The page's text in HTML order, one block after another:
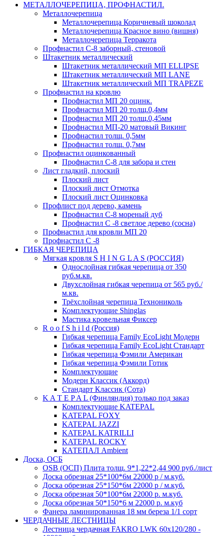
МЕТАЛЛОЧЕРЕПИЦА, ПРОФНАСТИЛ.
Металлочерепица
Металлочерепица Коричневый шоколад
Металлочерепица Красное вино (вишня)
Металлочерепица Терракота
Профнастил С-8 заборный, стеновой
Штакетник металлический
Штакетник металлический МП ELLIPSE
Штакетник металлический МП LАNE
Штакетник металлический МП TRAPEZE
Профнастил на кровлю
Профнастил МП 20 оцинк.
Профнастил МП 20 толщ.0,4мм
Профнастил МП 20 толщ.0,45мм
Профнастил МП-20 матовый Викинг
Профнастил толщ. 0,5мм
Профнастил толщ. 0,7мм
Профнастил оцинкованный
Профнастил С-8 для забора и стен
Лист гладкий, плоский
Плоский лист
Плоский лист Отмотка
Плоский лист Оцинковка
Профлист под дерево, камень
Профнастил С-8 мореный дуб
Профнастил С -8 светлое дерево (сосна)
Профнастил для кровли МП 20
Профнастил С -8
ГИБКАЯ ЧЕРЕПИЦА
Мягкая кровля S H I N G L A S (РОССИЯ)
Однослойная гибкая черепица от 350
руб.м.кв.
Двухслойная гибкая черепица от 565 руб./
м.кв.
Трёхслойная черепица Технониколь
Комплектующие Shinglas
Мастика кровельная Фиксер
R o o f S h i l d (Россия)
Гибкая черепица Family ЕсоLight Модерн
Гибкая черепица Family ЕсоLight Стандарт
Гибкая черепица Фэмили Американ
Гибкая черепица Фэмили Готик
Комплектующие
Модерн Классик (Аккорд)
Стандарт Классик (Сота)
K A T E P A L (Финляндия) только под заказ
Комплектующие KATEPAL
KATEPAL FOXY
KATEPAL JAZZI
KATEPAL KATRILLI
KATEPAL ROCKY
КАТЕПАЛ Ambient
Доска, ОСБ
OSB (ОСП) Плита толщ. 9*1,22*2,44 900 руб./лист
Доска обрезная 25*100*6м 22000 р / м.куб.
Доска обрезная 25*150*6м 22000 р / м.куб.
Доска обрезная 50*100*6м 22000 р. м.куб.
Доска обрезная 50*150*6 м 22000 р. м.куб
Фанера ламинированная 18 мм береза 1/1 сорт
ЧЕРДАЧНЫЕ ЛЕСТНИЦЫ
Лестница чердачная FAKRO LWK 60х120/280 -